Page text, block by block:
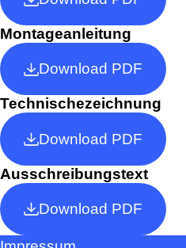
Montageanleitung
Download PDF
Technischezeichnung
Download PDF
Ausschreibungstext
Download PDF